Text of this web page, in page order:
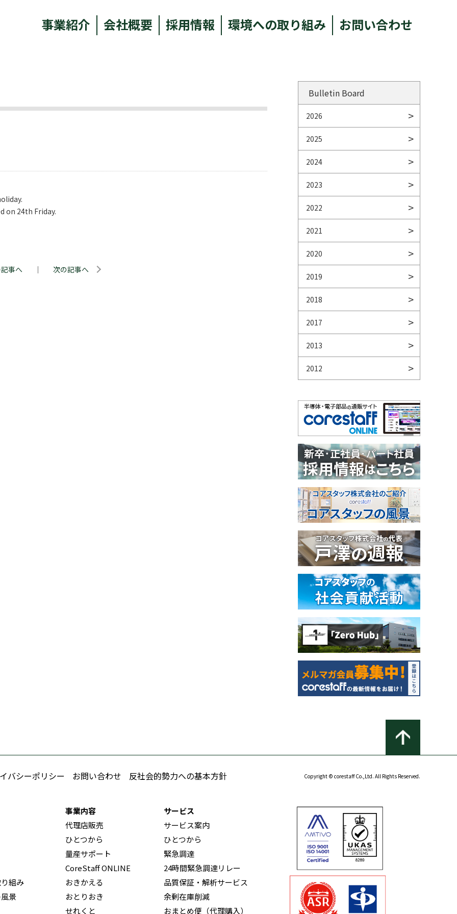
事業紹介 会社概要 採用情報 環境への取り組み お問い合わせ
on 24th Friday.
事へ ｜ 次の記事へ
Bulletin Board
2026
2025
2024
2023
2022
2021
2020
2019
2018
2017
2013
2012
バシーポリシー お問い合わせ 反社会的勢力への基本方針 Copyright © corestaff Co.,Ltd. All Rights Reserved.
組み
景
事業内容
代理店販売
ひとつから
量産サポート
CoreStaff ONLINE
おきかえる
おとりおき
せれくと
サービス
サービス案内
ひとつから
緊急調達
24時間緊急調達リレー
品質保証・解析サービス
余剰在庫削減
おまとめ便（代理購入）